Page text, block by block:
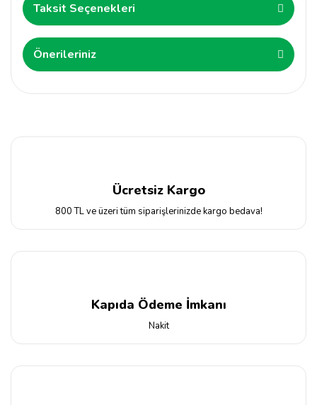
Taksit Seçenekleri
Önerileriniz
Ücretsiz Kargo
800 TL ve üzeri tüm siparişlerinizde kargo bedava!
Kapıda Ödeme İmkanı
Nakit